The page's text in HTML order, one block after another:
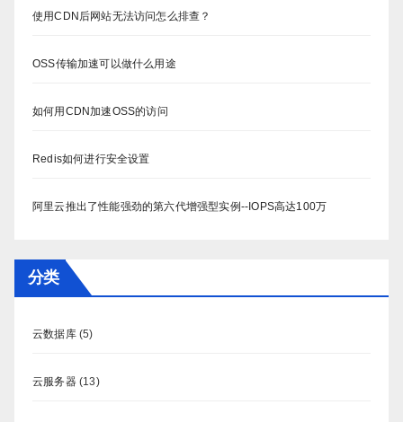
使用CDN后网站无法访问怎么排查？
OSS传输加速可以做什么用途
如何用CDN加速OSS的访问
Redis如何进行安全设置
阿里云推出了性能强劲的第六代增强型实例--IOPS高达100万
分类
云数据库(5)
云服务器(13)